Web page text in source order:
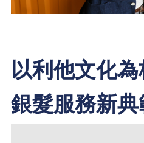
以利他文化
銀髮服務新典